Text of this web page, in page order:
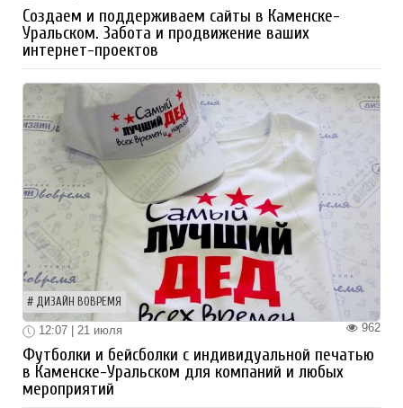
Создаем и поддерживаем сайты в Каменске-
Уральском. Забота и продвижение ваших
интернет-проектов
ДИЗАЙН ВОВРЕМЯ
962
12:07 | 21 июля
Футболки и бейсболки с индивидуальной печатью
в Каменске-Уральском для компаний и любых
мероприятий